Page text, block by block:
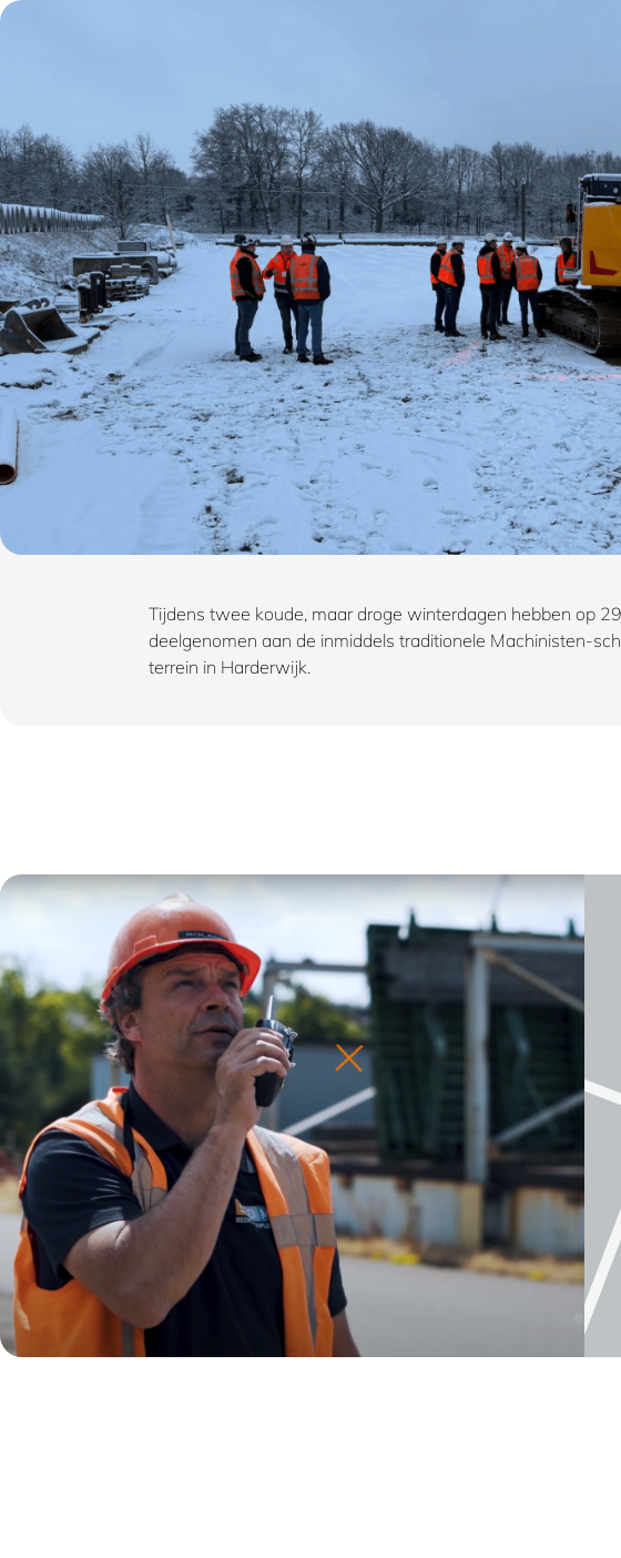
Tijdens twee koude, maar droge winterdagen hebben op
deelgenomen aan de inmiddels traditionele Machinisten-
terrein in Harderwijk.